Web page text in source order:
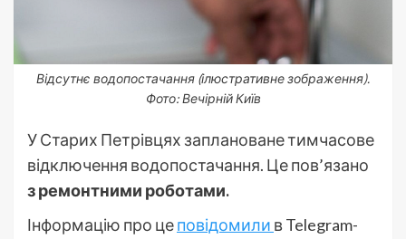
Відсутнє водопостачання (ілюстративне зображення).
Фото: Вечірній Київ
У Старих Петрівцях заплановане тимчасове
відключення водопостачання. Це пов’язано
з ремонтними роботами.
Інформацію про цеповідомили в Telegram-